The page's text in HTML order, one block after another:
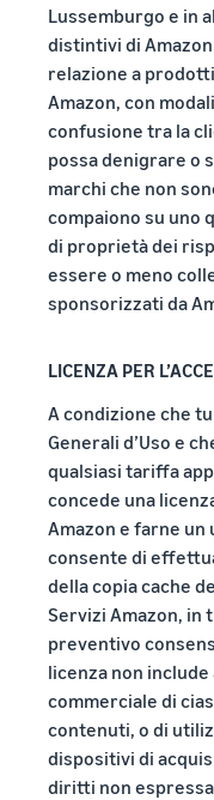
Lussemburgo e in
distintivi di
relazione a
Amazon, con
confusione tra la
possa denigrare o
marchi che non
compaiono su uno
di proprietà dei
essere o meno
sponsorizzati da
LICENZA PER
A condizione che
Generali d’Uso e
qualsiasi tariffa
concede una
Amazon e farne un
consente di
della copia cache
Servizi Amazon, in
preventivo
licenza non
commerciale di
contenuti, o di
dispositivi di
diritti non